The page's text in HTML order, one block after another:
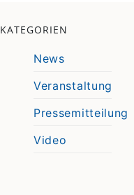
KATEGORIEN
News
Veranstaltung
Pressemitteilung
Video